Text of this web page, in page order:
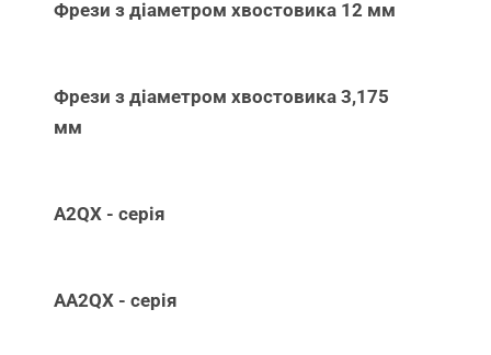
Фрези з діаметром хвостовика 12 мм
Фрези з діаметром хвостовика 3,175
мм
A2QX - серія
AA2QX - серія